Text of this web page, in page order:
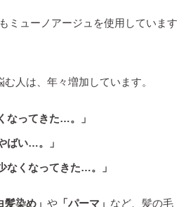
ミューノアージュを使用しています
人は、年々増加しています。
なってきた…。」
ばい…。」
なくなってきた…。」
髪染め」 や 「パーマ」 など、髪の毛